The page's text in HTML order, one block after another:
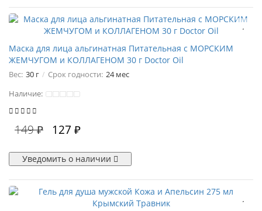
Маска для лица альгинатная Питательная с МОРСКИМ
ЖЕМЧУГОМ и КОЛЛАГЕНОМ 30 г Doctor Oil
Вес: 30 г Срок годности: 24 мес
Наличие:
149 ₽ 127 ₽
Уведомить о наличии